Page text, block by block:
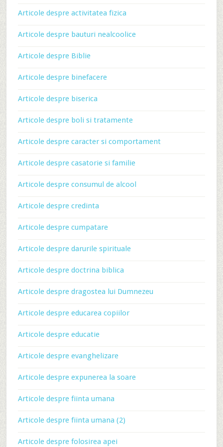
Articole despre activitatea fizica
Articole despre bauturi nealcoolice
Articole despre Biblie
Articole despre binefacere
Articole despre biserica
Articole despre boli si tratamente
Articole despre caracter si comportament
Articole despre casatorie si familie
Articole despre consumul de alcool
Articole despre credinta
Articole despre cumpatare
Articole despre darurile spirituale
Articole despre doctrina biblica
Articole despre dragostea lui Dumnezeu
Articole despre educarea copiilor
Articole despre educatie
Articole despre evanghelizare
Articole despre expunerea la soare
Articole despre fiinta umana
Articole despre fiinta umana (2)
Articole despre folosirea apei